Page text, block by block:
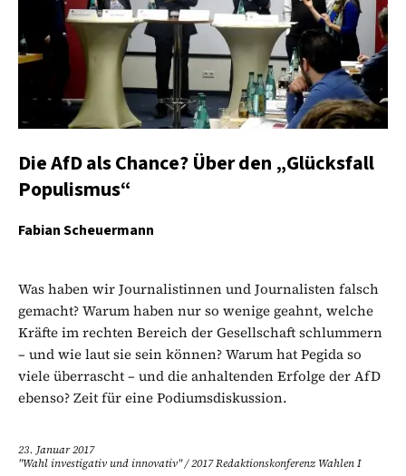
Die AfD als Chance? Über den „Glücksfall
Populismus“
Fabian Scheuermann
Was haben wir Journalistinnen und Journalisten falsch
gemacht? Warum haben nur so wenige geahnt, welche
Kräfte im rechten Bereich der Gesellschaft schlummern
– und wie laut sie sein können? Warum hat Pegida so
viele überrascht – und die anhaltenden Erfolge der AfD
ebenso? Zeit für eine Podiumsdiskussion.
23. Januar 2017
"Wahl investigativ und innovativ"/2017 Redaktionskonferenz Wahlen I